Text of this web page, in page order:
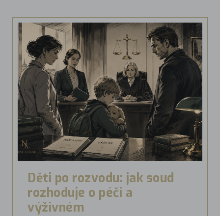
Děti po rozvodu: jak soud
rozhoduje o péči a
výživném